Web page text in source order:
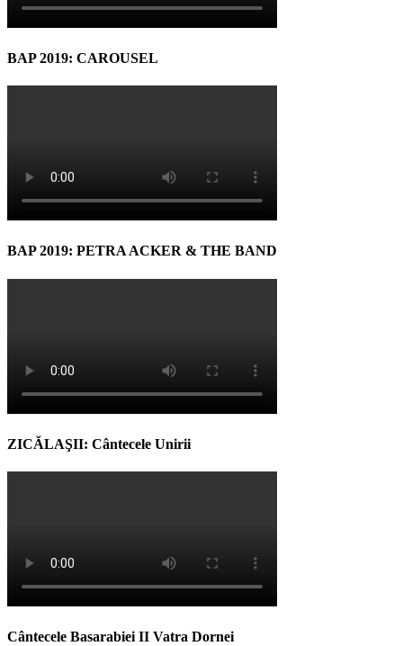
BAP 2019: CAROUSEL
BAP 2019: PETRA ACKER & THE BAND
ZICĂLAŞII: Cântecele Unirii
Cântecele Basarabiei II Vatra Dornei